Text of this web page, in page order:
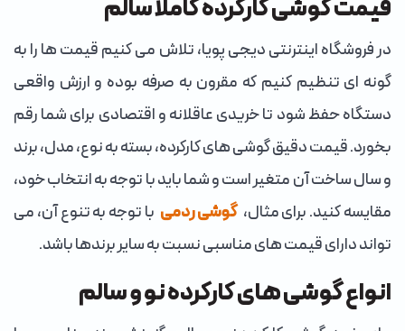
قیمت گوشی کارکرده کاملا سالم
در فروشگاه اینترنتی دیجی پویا، تلاش می کنیم قیمت ها را به
گونه ای تنظیم کنیم که مقرون به صرفه بوده و ارزش واقعی
دستگاه حفظ شود تا خریدی عاقلانه و اقتصادی برای شما رقم
بخورد. قیمت دقیق گوشی های کارکرده، بسته به نوع، مدل، برند
و سال ساخت آن متغیر است و شما باید با توجه به انتخاب خود،
مقایسه کنید. برای مثال، گوشی ردمی با توجه به تنوع آن، می
تواند دارای قیمت های مناسبی نسبت به سایر برندها باشد.
انواع گوشی های کارکرده نو و سالم